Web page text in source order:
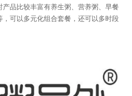
品比较丰富有养生粥、营养粥、早餐
可以多元化组合套餐，还可以多时段